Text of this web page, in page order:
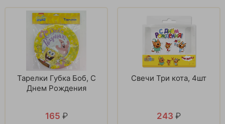
Тарелки Губка Боб, С
Днем Рождения
165 ₽
Свечи Три кота, 4шт
243 ₽